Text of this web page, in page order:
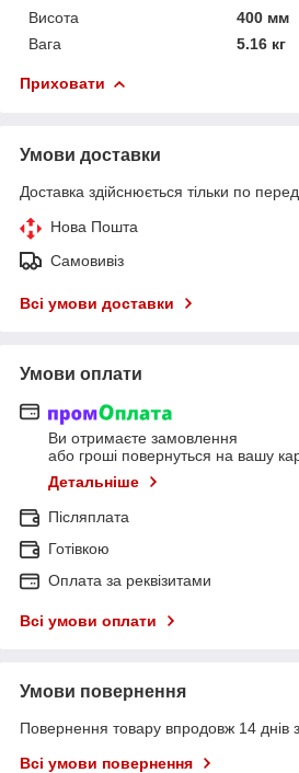
Висота
400 мм
Вага
5.16 кг
Приховати
Умови доставки
Доставка здійснюється тільки по
Нова Пошта
Самовивіз
Всі умови доставки
Умови оплати
Ви отримаєте замовлення
або гроші повернуться на вашу
Детальніше
Післяплата
Готівкою
Оплата за реквізитами
Всі умови оплати
Умови повернення
Повернення товару впродовж 14 днів
Всі умови повернення